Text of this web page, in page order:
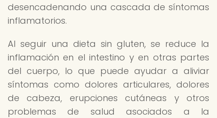
desencadenando una cascada de síntomas
inflamatorios.
Al seguir una dieta sin gluten, se reduce la
inflamación en el intestino y en otras partes
del cuerpo, lo que puede ayudar a aliviar
síntomas como dolores articulares, dolores
de cabeza, erupciones cutáneas y otros
problemas de salud asociados a la